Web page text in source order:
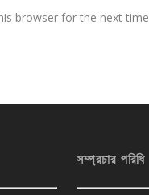
browser for the next
সম্প্রচার পরিধি